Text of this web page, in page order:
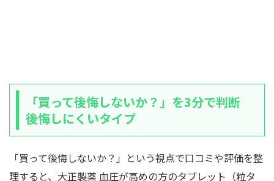
「買って後悔しないか？」を3分で判断
後悔しにくいタイプ
「買って後悔しないか？」という視点で口コミや評価を整
理すると、大正製薬 血圧が高めの方のタブレット（粒タ